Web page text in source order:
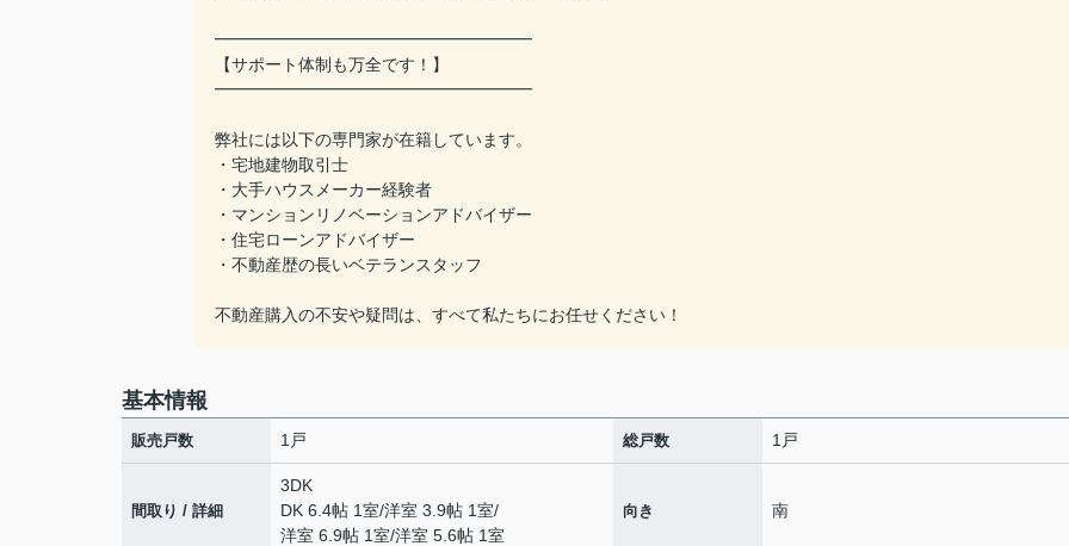
━━━━━━━━━━━━━━━━━━━
【サポート体制も万全です！】
━━━━━━━━━━━━━━━━━━━
弊社には以下の専門家が在籍しています。
・宅地建物取引士
・大手ハウスメーカー経験者
・マンションリノベーションアドバイザー
・住宅ローンアドバイザー
・不動産歴の長いベテランスタッフ
不動産購入の不安や疑問は、すべて私たちにお任せください！
基本情報
販売戸数 1戸 総戸数 1戸
間取り / 詳細
3DK
DK 6.4帖 1室/洋室 3.9帖 1室/
洋室 6.9帖 1室/洋室 5.6帖 1室
向き 南